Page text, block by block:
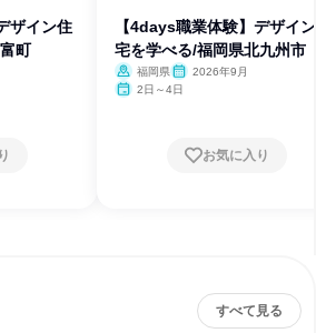
ザイン住
町
【4days職業体験】デザイ
宅を学べる/福岡県北九州市
福岡県
2026年9月
2日～4日
お気に入り
すべて見る